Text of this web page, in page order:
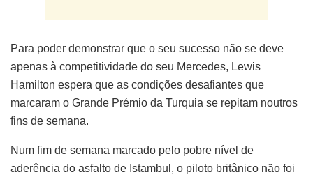
Para poder demonstrar que o seu sucesso não se deve
apenas à competitividade do seu Mercedes, Lewis
Hamilton espera que as condições desafiantes que
marcaram o Grande Prémio da Turquia se repitam noutros
fins de semana.
Num fim de semana marcado pelo pobre nível de
aderência do asfalto de Istambul, o piloto britânico não foi